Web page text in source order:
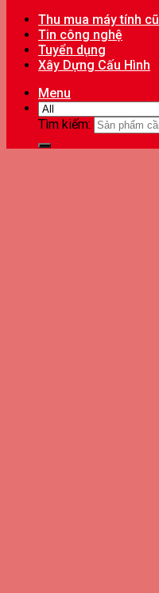
Thu mua máy tính cũ
Tin công nghệ
Tuyển dụng
Xây Dựng Cấu Hình
Menu
Tìm kiếm: